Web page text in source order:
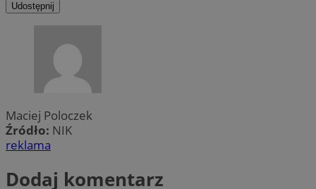
Udostępnij
Maciej Poloczek
Źródło: NIK
reklama
Dodaj komentarz